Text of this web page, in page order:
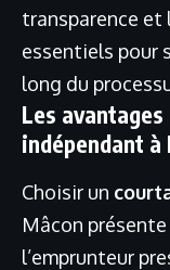
transparence et
essentiels pour
long du
Les
indépendant à
Choisir un
Mâcon
l’emprunteur